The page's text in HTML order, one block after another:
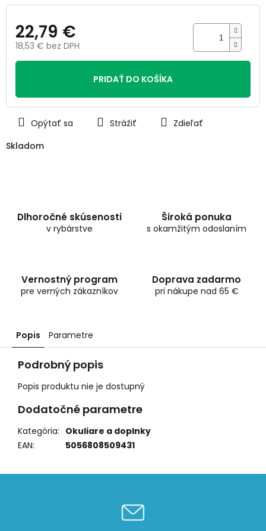
Skladom
22,79 €
18,53 € bez DPH
Jednotková
PRIDAŤ DO KOŠÍKA
Opýtať sa Strážiť Zdieľať
Dlhoročné skúsenosti
v rybárstve
Široká ponuka
s okamžitým odoslaním
Vernostný program
pre verných zákazníkov
Doprava zadarmo
pri nákupe nad 65 €
Popis Parametre
Podrobný popis
Popis produktu nie je dostupný
Dodatočné parametre
Kategória: Okuliare a doplnky
EAN: 5056808509431